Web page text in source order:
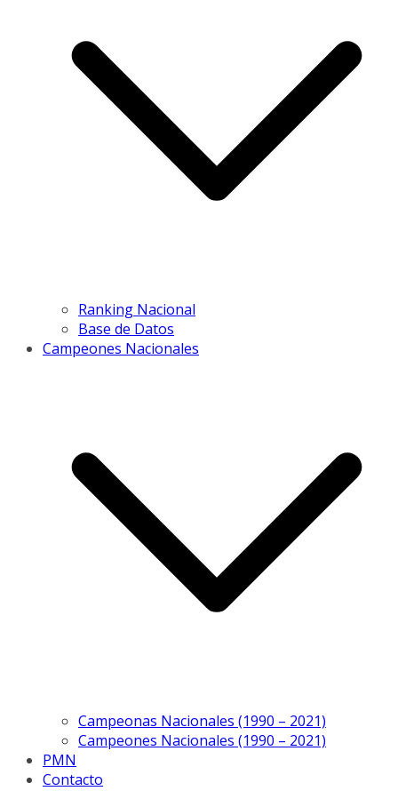
Ranking Nacional
Base de Datos
Campeones Nacionales
Campeonas Nacionales (1990 – 2021)
Campeones Nacionales (1990 – 2021)
PMN
Contacto